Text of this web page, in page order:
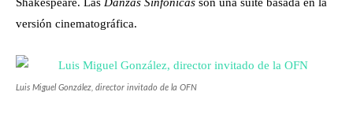
versión cinematográfica.
Luis Miguel González, director invitado de la OFN